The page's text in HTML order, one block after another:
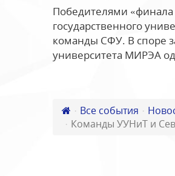
Победителями «финала
государственного
команды СФУ. В споре
университета МИРЭА
Все события
Команды УУНиТ и